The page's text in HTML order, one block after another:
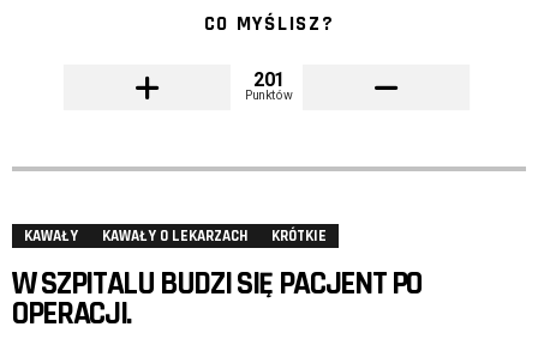
CO MYŚLISZ?
201
Punktów
KAWAŁY KAWAŁY O LEKARZACH KRÓTKIE
W SZPITALU BUDZI SIĘ PACJENT PO
OPERACJI.